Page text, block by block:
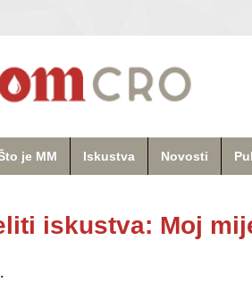
je MM Iskustva Novosti
iskustva: Moj